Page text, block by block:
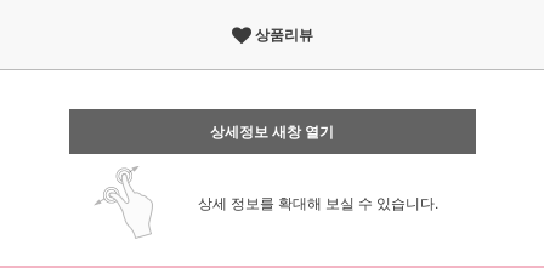
상품리뷰
상세정보 새창 열기
상세 정보를 확대해 보실 수 있습니다.